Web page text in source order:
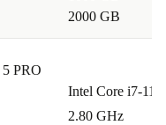
für Multitasking und
Farben für
2000 GB
PRO
Intel Core i7-
2.80 GHz